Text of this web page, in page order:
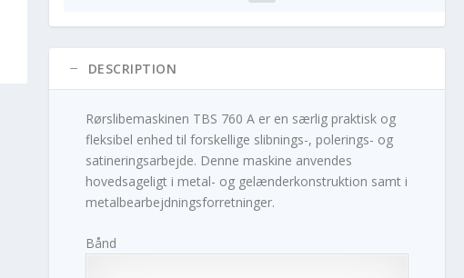
DESCRIPTION
Rørslibemaskinen TBS 760 A er en særlig praktisk og
fleksibel enhed til forskellige slibnings-, polerings- og
satineringsarbejde. Denne maskine anvendes
hovedsageligt i metal- og gelænderkonstruktion samt i
metalbearbejdningsforretninger.
Bånd